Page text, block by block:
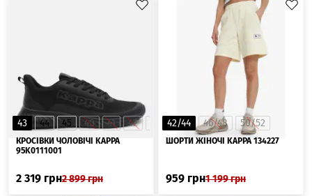
43 44 45 40 41 42
КРОСІВКИ ЧОЛОВІЧІ KAPPA
95K0111001
2 319 грн2 899грн
42/44 46/48 50/52
ШОРТИ ЖІНОЧІ KAPPA 134227
959 грн1 199грн